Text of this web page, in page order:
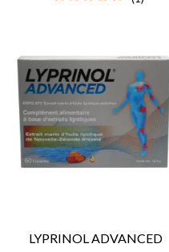
LYPRINOL ADVANCED